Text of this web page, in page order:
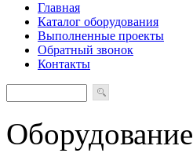
Главная
Каталог оборудования
Выполненные проекты
Обратный звонок
Контакты
Оборудование